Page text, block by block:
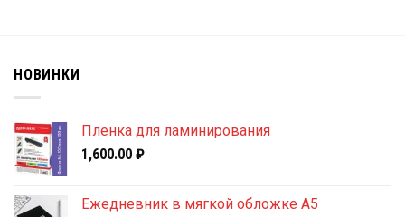
НОВИНКИ
Пленка для ламинирования
1,600.00 ₽
Ежедневник в мягкой обложке А5